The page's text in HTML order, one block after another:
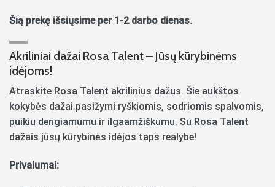
Šią prekę išsiųsime per 1-2 darbo dienas.
Akriliniai dažai Rosa Talent – Jūsų kūrybinėms
idėjoms!
Atraskite Rosa Talent akrilinius dažus. Šie aukštos
kokybės dažai pasižymi ryškiomis, sodriomis spalvomis,
puikiu dengiamumu ir ilgaamžiškumu. Su Rosa Talent
dažais jūsų kūrybinės idėjos taps realybe!
Privalumai: